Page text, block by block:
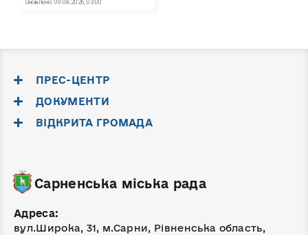
ПРЕС-ЦЕНТР
ДОКУМЕНТИ
ВІДКРИТА ГРОМАДА
Сарненська міська рада
Адреса:
вул.Широка, 31, м.Сарни, Рівненська область,